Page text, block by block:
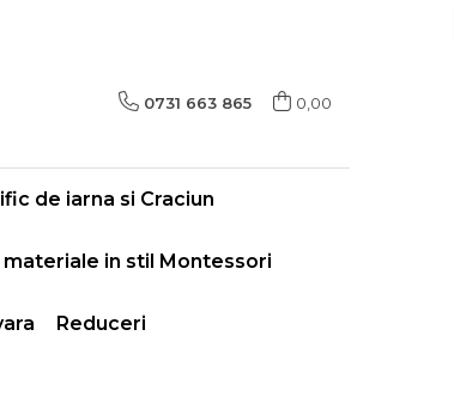
0731 663 865 0,00
de iarna si Craciun
materiale in stil Montessori
Reduceri